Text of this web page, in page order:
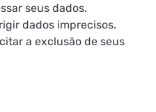
seus dados.
dados imprecisos.
a exclusão de seus